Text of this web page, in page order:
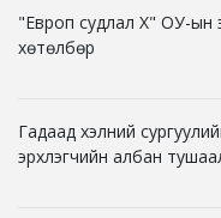
"Европ судлал X" ОУ-ын
хөтөлбөр
Гадаад хэлний
эрхлэгчийн албан